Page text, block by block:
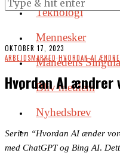
Teknologi
Mennesker
Månedens
Bliv medlem
Nyhedsbrev
OKTOBER 17, 2023
ARBEJDSMARKED·HVORDAN AI
Hvordan AI ændrer
Se­ri­en “Hvor­dan AI æn­der
med Chat­G­PT og Bing AI.